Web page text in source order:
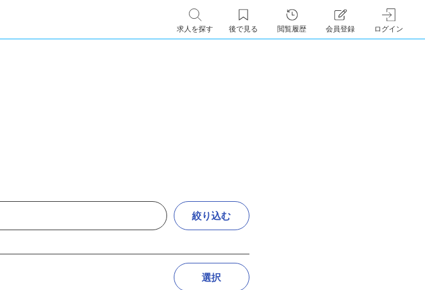
求人を探す 後で見る 閲覧履歴 会員登録 ログイン
絞り込む
選択